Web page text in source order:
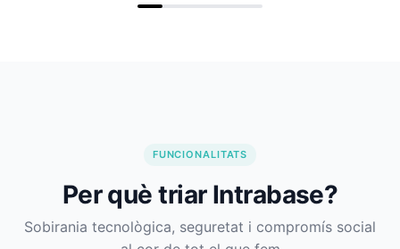
FUNCIONALITATS
Per què triar Intrabase?
Sobirania tecnològica, seguretat i compromís social